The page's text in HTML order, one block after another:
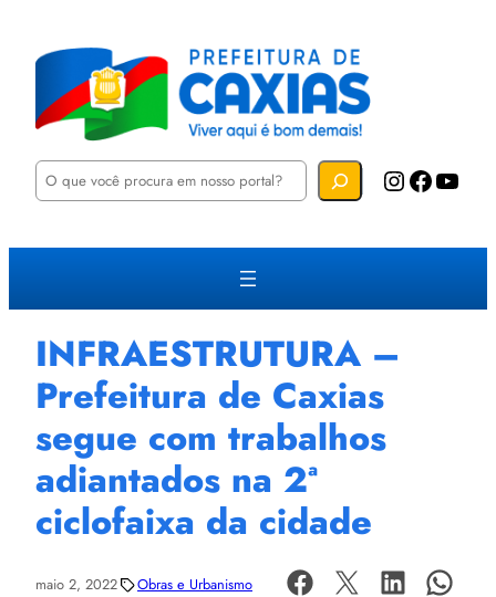
P
u
a
Instagram Facebook YouTube
INFRAESTRUTURA –
Prefeitura de Caxias
segue com trabalhos
adiantados na 2ª
ciclofaixa da cidade
maio 2, 2022 Obras e Urbanismo